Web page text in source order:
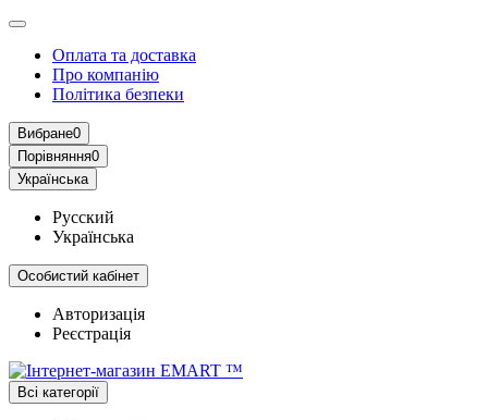
Оплата та доставка
Про компанію
Політика безпеки
Вибране0
Порівняння0
Українська
Русский
Українська
Особистий кабінет
Авторизація
Реєстрація
Всі категорії